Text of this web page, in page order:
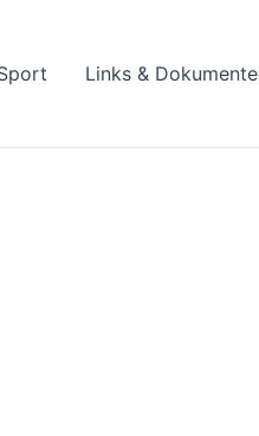
Links & Dokumente